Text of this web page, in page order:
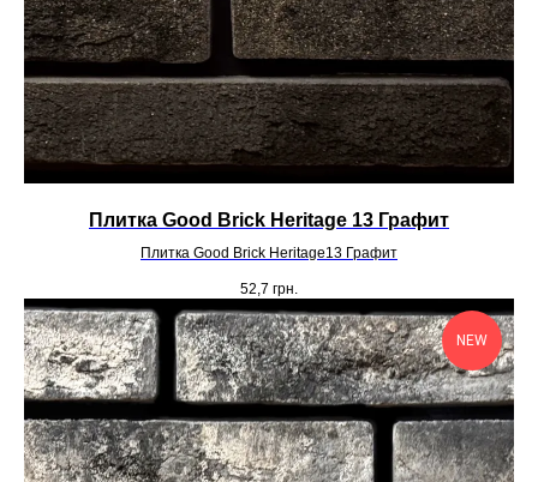
Плитка Good Brick Heritage 13 Графит
Плитка Good Brick Heritage13 Графит
52,7 грн.
NEW